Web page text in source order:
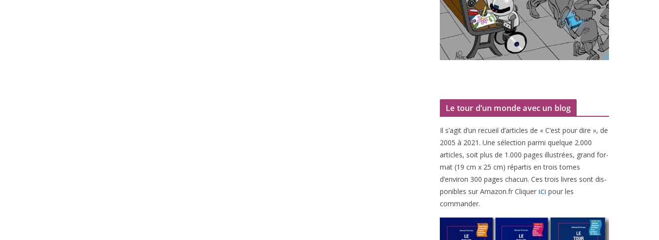
Le tour d’un monde avec un blog
Il s’agit d’un recueil d’ar­ticles de « C’est pour dire », de
2005 à 2021 . Une sélec­tion par­mi quelque 2.000
articles, soit plus de 1 .000 pages illus­trées, grand for­
mat (19 cm x 25 cm) répar­tis en trois tomes
d’environ 300 pages cha­cun. Ces trois livres sont dis­
po­nibles sur Amazon​.fr Cliquer ICI pour les
commander.